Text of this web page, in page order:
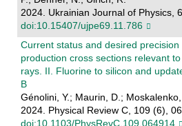
2024. Ukrainian Journal of Physics,
doi:10.15407/ujpe69.11.786
Current status and desired precision
production cross sections relevant
rays. II. Fluorine to silicon and
B
Génolini, Y.; Maurin, D.;
2024. Physical Review C, 109 (6),
doi:10.1103/PhysRevC.109.064914